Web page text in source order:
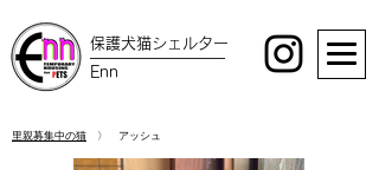
保護犬猫シェルター
Enn
里親募集中の猫 〉 アッシュ